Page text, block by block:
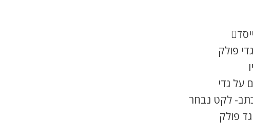
פולק
על גדי
לקט נבחר
פולק